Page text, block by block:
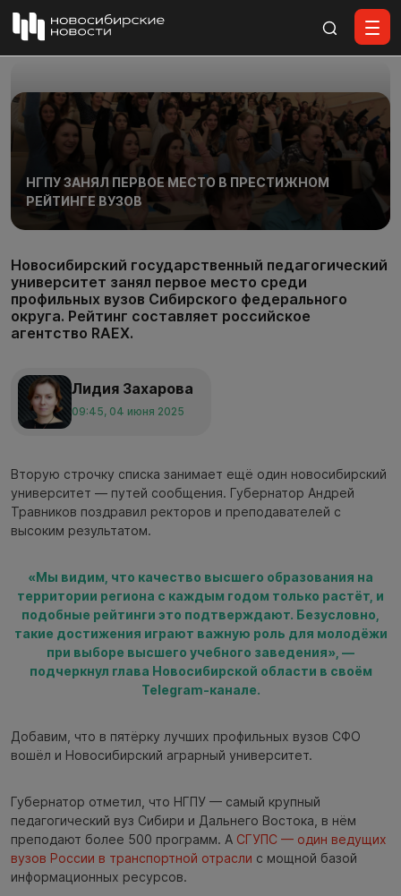
НГПУ ЗАНЯЛ ПЕРВОЕ МЕСТО В ПРЕСТИЖНОМ
РЕЙТИНГЕ ВУЗОВ
Новосибирский государственный педагогический
университет занял первое место среди
профильных вузов Сибирского федерального
округа. Рейтинг составляет российское
агентство RAEX.
Лидия Захарова
09:45, 04 июня 2025
Вторую строчку списка занимает ещё один новосибирский
университет — путей сообщения. Губернатор Андрей
Травников поздравил ректоров и преподавателей с
высоким результатом.
«Мы видим, что качество высшего образования на
территории региона с каждым годом только растёт, и
подобные рейтинги это подтверждают. Безусловно,
такие достижения играют важную роль для молодёжи
при выборе высшего учебного заведения», —
подчеркнул глава Новосибирской области в своём
Telegram-канале.
Добавим, что в пятёрку лучших профильных вузов СФО
вошёл и Новосибирский аграрный университет.
Губернатор отметил, что НГПУ — самый крупный
педагогический вуз Сибири и Дальнего Востока, в нём
преподают более 500 программ. А СГУПС — один ведущих
вузов России в транспортной отрасли с мощной базой
информационных ресурсов.